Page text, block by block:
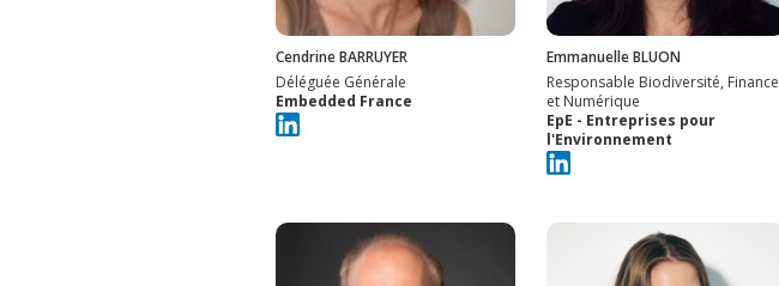
Cendrine BARRUYER
Déléguée Générale
Embedded France
Emmanuelle BLUON
Responsable Biodiversité, Finance
et Numérique
EpE - Entreprises pour
l'Environnement